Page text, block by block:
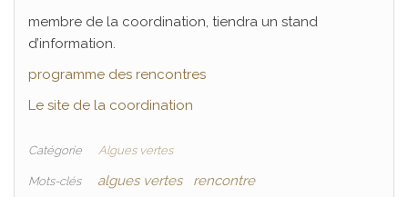
membre de la coordination, tiendra un stand
d’information.
programme des rencontres
Le site de la coordination
Catégorie Algues vertes
Mots-clés algues vertes rencontre